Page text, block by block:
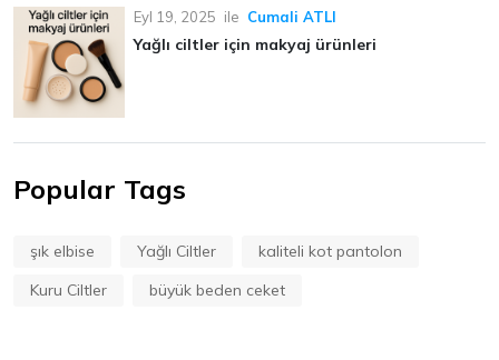
Eyl 19, 2025 ile Cumali ATLI
Yağlı ciltler için makyaj ürünleri
Popular Tags
şık elbise Yağlı Ciltler
kaliteli kot pantolon
Kuru Ciltler
büyük beden ceket